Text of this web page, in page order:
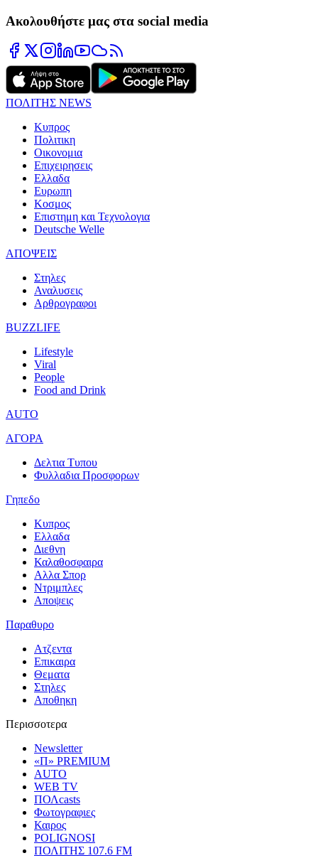
Ακολουθήστε μας στα social media
ΠΟΛΙΤΗΣ NEWS
Κυπρος
Πολιτικη
Οικονομια
Επιχειρησεις
Ελλαδα
Ευρωπη
Κοσμος
Επιστημη και Τεχνολογια
Deutsche Welle
ΑΠΟΨΕΙΣ
Στηλες
Αναλυσεις
Αρθρογραφοι
BUZZLIFE
Lifestyle
Viral
People
Food and Drink
AUTO
ΑΓΟΡΑ
Δελτια Τυπου
Φυλλαδια Προσφορων
Γηπεδο
Κυπρος
Ελλαδα
Διεθνη
Καλαθοσφαιρα
Αλλα Σπορ
Ντριμπλες
Αποψεις
Παραθυρο
Ατζεντα
Επικαιρα
Θεματα
Στηλες
Αποθηκη
Περισσοτερα
Newsletter
«Π» PREMIUM
AUTO
WEB TV
ΠΟΛcasts
Φωτογραφιες
Καιρος
POLIGNOSI
ΠΟΛΙΤΗΣ 107.6 FM